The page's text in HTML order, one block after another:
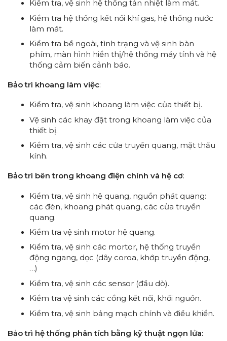
Kiểm tra, vệ sinh hệ thống tản nhiệt làm mát.
Kiểm tra hệ thống kết nối khí gas, hệ thống nước
làm mát.
Kiểm tra bề ngoài, tình trạng và vệ sinh bàn
phím, màn hình hiển thị/hệ thống máy tính và hệ
thống cảm biến cảnh báo.
Bảo trì khoang làm việc:
Kiểm tra, vệ sinh khoang làm việc của thiết bị.
Vệ sinh các khay đặt trong khoang làm việc của
thiết bị.
Kiểm tra, vệ sinh các cửa truyền quang, mặt thấu
kính.
Bảo trì bên trong khoang điện chính và hệ cơ:
Kiểm tra, vệ sinh hệ quang, nguồn phát quang:
các đèn, khoang phát quang, các cửa truyền
quang.
Kiểm tra vệ sinh motor hệ quang.
Kiểm tra, vệ sinh các mortor, hệ thống truyền
động ngang, dọc (dây coroa, khớp truyền động,
…)
Kiểm tra, vệ sinh các sensor (đầu dò).
Kiểm tra vệ sinh các cổng kết nối, khối nguồn.
Kiểm tra, vệ sinh bảng mạch chính và điều khiển.
Bảo trì hệ thống phân tích bằng kỹ thuật ngọn lửa: